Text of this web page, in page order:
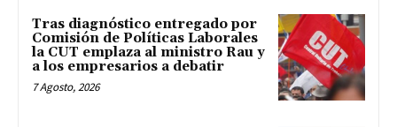
Tras diagnóstico entregado por
Comisión de Políticas Laborales
la CUT emplaza al ministro Rau y
a los empresarios a debatir
7 Agosto, 2026